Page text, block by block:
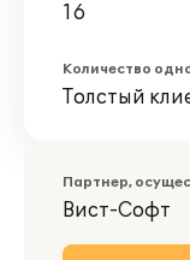
16
Количество
Толстый
Партнер,
Вист-Софт